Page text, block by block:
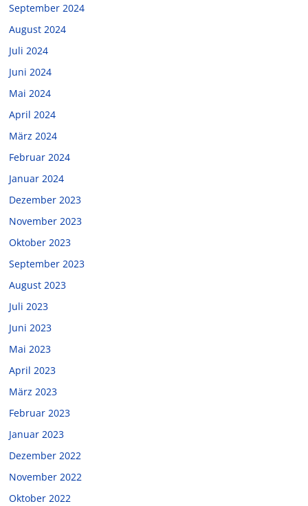
September 2024
August 2024
Juli 2024
Juni 2024
Mai 2024
April 2024
März 2024
Februar 2024
Januar 2024
Dezember 2023
November 2023
Oktober 2023
September 2023
August 2023
Juli 2023
Juni 2023
Mai 2023
April 2023
März 2023
Februar 2023
Januar 2023
Dezember 2022
November 2022
Oktober 2022